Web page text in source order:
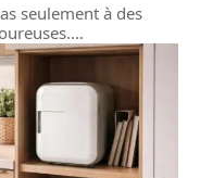
seulement à des
…